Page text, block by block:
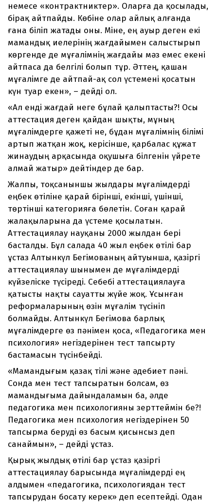
немесе «контрактниктер». Оларға да қосылады,
бірақ айтпайды. Көбіне олар айлық алғанда
ғана біліп жатады оны. Міне, ең ауыр деген екі
мамандық иелерінің жағдайымен салыстырып
көргенде де мұғалімнің жағдайы мәз емес екені
айтпаса да белгілі болып тұр. Әттең, қашан
мұғалімге де айтпай-ақ сол үстемені қосатын
күн туар екен», – дейді ол.
«Ал енді жағдай неге бұлай қалыптасты?! Осы
аттестация деген қайдан шықты, мұның
мұғалімдерге қажеті не, бұдан мұғалімнің білімі
артып жатқан жоқ, керісінше, қарбалас құжат
жинаудың арқасында оқушыға білгенін үйрете
алмай жатыр» дейтіндер де бар.
Жалпы, тоқсаныншы жылдары мұғалімдерді
еңбек өтіліне қарай бірінші, екінші, үшінші,
төртінші категорияға бөлетін. Соған қарай
жалақыларына да үстеме қосылатын.
Аттестациялау науқаны 2000 жылдан бері
басталды. Бұл салада 40 жыл еңбек өтілі бар
ұстаз Алтынкүл Бегімованың айтуынша, қазіргі
аттестациялау шынымен де мұғалімдерді
күйзеліске түсіреді. Себебі аттестациялауға
қатысты нақты сауатты жүйе жоқ. Ұсынған
реформаларының өзін мұғалім түсініп
болмайды. Алтынкүл Бегімова барлық
мұғалімдерге өз пәнімен қоса, «Педагогика мен
психология» негіздерінен тест тапсырту
бастамасын түсінбейді.
«Мамандығым қазақ тілі және әдебиет пәні.
Сонда мен тест тапсыратын болсам, өз
мамандығыма дайындаламын ба, әлде
педагогика мен психологияны зерттеймін бе?!
Педагогика мен психология негіздерінен 50
тапсырма беруді өз басым қисынсыз деп
санаймын», – дейді ұстаз.
Қырық жылдық өтілі бар ұстаз қазіргі
аттестациялау барысында мұғалімдерді ең
алдымен «педагогика, психологиядан тест
тапсырудан босату керек» деп есептейді. Одан